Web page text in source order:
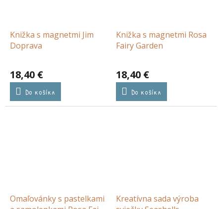
Knižka s magnetmi Jim
Doprava
18,40 €
Do košíka
Knižka s magnetmi Rosa
Fairy Garden
18,40 €
Do košíka
Omaľovánky s pastelkami
Kreatívna sada výroba